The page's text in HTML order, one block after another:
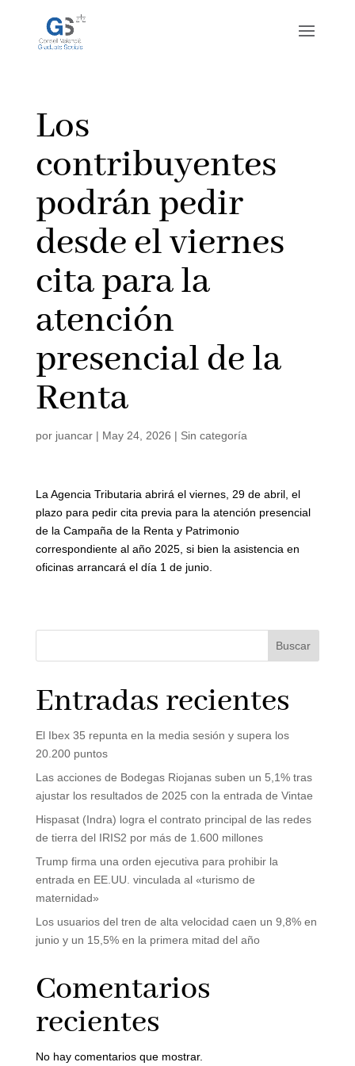
Los
contribuyentes
podrán pedir
desde el viernes
cita para la
atención
presencial de la
Renta
por juancar| May 24, 2026 | Sin categoría
La Agencia Tributaria abrirá el viernes, 29 de abril, el
plazo para pedir cita previa para la atención presencial
de la Campaña de la Renta y Patrimonio
correspondiente al año 2025, si bien la asistencia en
oficinas arrancará el día 1 de junio.
Buscar
Entradas recientes
El Ibex 35 repunta en la media sesión y supera los
20.200 puntos
Las acciones de Bodegas Riojanas suben un 5,1% tras
ajustar los resultados de 2025 con la entrada de Vintae
Hispasat (Indra) logra el contrato principal de las redes
de tierra del IRIS2 por más de 1.600 millones
Trump firma una orden ejecutiva para prohibir la
entrada en EE.UU. vinculada al «turismo de
maternidad»
Los usuarios del tren de alta velocidad caen un 9,8% en
junio y un 15,5% en la primera mitad del año
Comentarios
recientes
No hay comentarios que mostrar.